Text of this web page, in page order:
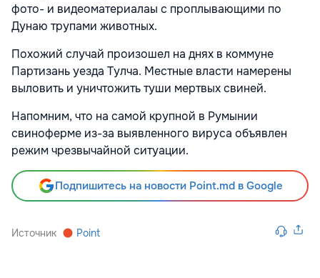
фото- и видеоматериалаы с проплывающими по
Дунаю трупами животных.
Похожий случай произошел на днях в коммуне
Партизань уезда Тулча. Местные власти намерены
выловить и уничтожить туши мертвых свиней.
Напомним, что на самой крупной в Румынии
свиноферме из-за выявленного вируса объявлен
режим чрезвычайной ситуации.
Подпишитесь на новости Point.md в Google
Источник Point